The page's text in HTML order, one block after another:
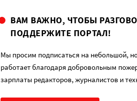
ВАМ ВАЖНО, ЧТОБЫ
ПОДДЕРЖИТЕ ПОРТАЛ!
Мы просим подписаться на небольшой,
работает благодаря добровольным
зарплаты редакторов, журналистов и